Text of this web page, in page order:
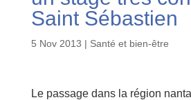
Saint Sébastien
5 Nov 2013 | Santé et bien-être
Le passage dans la région